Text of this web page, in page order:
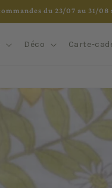
du 23/07 au 31/
Déco Carte-